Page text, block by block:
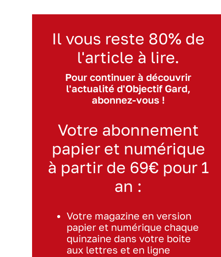
Il vous reste 80% de
l'article à lire.
Pour continuer à découvrir
l'actualité d'Objectif Gard,
abonnez-vous !
Votre abonnement
papier et numérique
à partir de 69€ pour 1
an :
Votre magazine en version
papier et numérique chaque
quinzaine dans votre boite
aux lettres et en ligne